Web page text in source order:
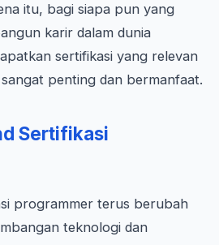
itu, bagi siapa pun yang
karir dalam dunia
sertifikasi yang relevan
penting dan bermanfaat.
Sertifikasi
programmer terus berubah
teknologi dan